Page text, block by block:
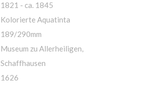
1821 - ca. 1845
Kolorierte Aquatinta
189/290mm
Museum zu Allerheiligen,
Schaffhausen
1626